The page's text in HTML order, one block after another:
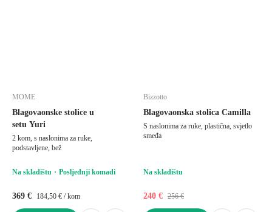
MOME
Blagovaonske stolice u
setu Yuri
2 kom, s naslonima za ruke,
podstavljene, bež
Na skladištu Posljednji komadi
369 € 184,50 € / kom
Bizzotto
Blagovaonska stolica Camilla
S naslonima za ruke, plastična, svjetlo
smeđa
Na skladištu
240 € 256 €